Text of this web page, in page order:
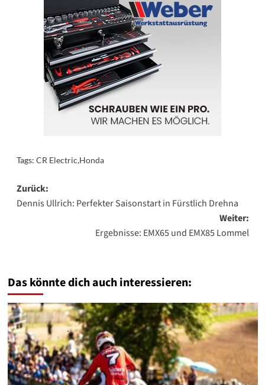
Tags: CR Electric,Honda
Beitragsnavigation
Zurück:
Dennis Ullrich: Perfekter Saisonstart in Fürstlich Drehna
Weiter:
Ergebnisse: EMX65 und EMX85 Lommel
Das könnte dich auch interessieren: